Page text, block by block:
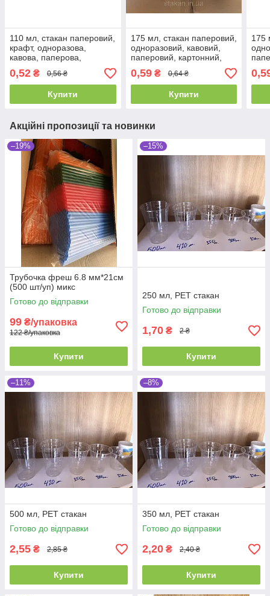
110 мл, стакан паперовий,
крафт, одноразова,
кавова, паперова,
картонна, для кави
0,52 ₴ 0,56 ₴
Купити
175 мл, стакан паперовий,
одноразовий, кавовий,
паперовий, картонний,
для кави
0,59₴ 0,64 ₴
Купити
175
для
Акційні пропозиції та новинки
–19%
Трубочка фреш 6.8 мм*21см
(500 шт/уп) микс
Готово до відправки
99 ₴/упаковка
122 ₴/упаковка
Купити
–15%
250 мл, РЕТ стакан
Готово до відправки
1,70 ₴ 2 ₴
Купити
–11%
500 мл, PET стакан
Готово до відправки
2,55 ₴ 2,85 ₴
Купити
–8%
350 мл, PET стакан
Готово до відправки
2,20 ₴ 2,40 ₴
Купити